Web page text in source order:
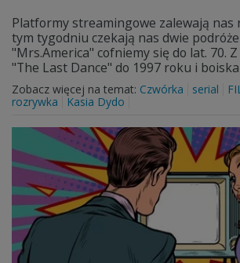
Platformy streamingowe zalewają nas
tym tygodniu czekają nas dwie podróże
"Mrs.America" cofniemy się do lat. 70.
"The Last Dance" do 1997 roku i
Zobacz więcej na temat: Czwórka serial
rozrywka
Kasia Dydo